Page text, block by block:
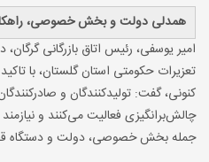
همدلی دولت و بخش خصوصی، راهکار
امیر یوسفی، رئیس اتاق بازرگانی
تعزیرات حکومتی استان گلستان، با
کنونی، گفت: تولیدکنندگان و
چالش‌برانگیزی فعالیت می‌کنند و
جمله بخش خصوصی، دولت و دستگاه